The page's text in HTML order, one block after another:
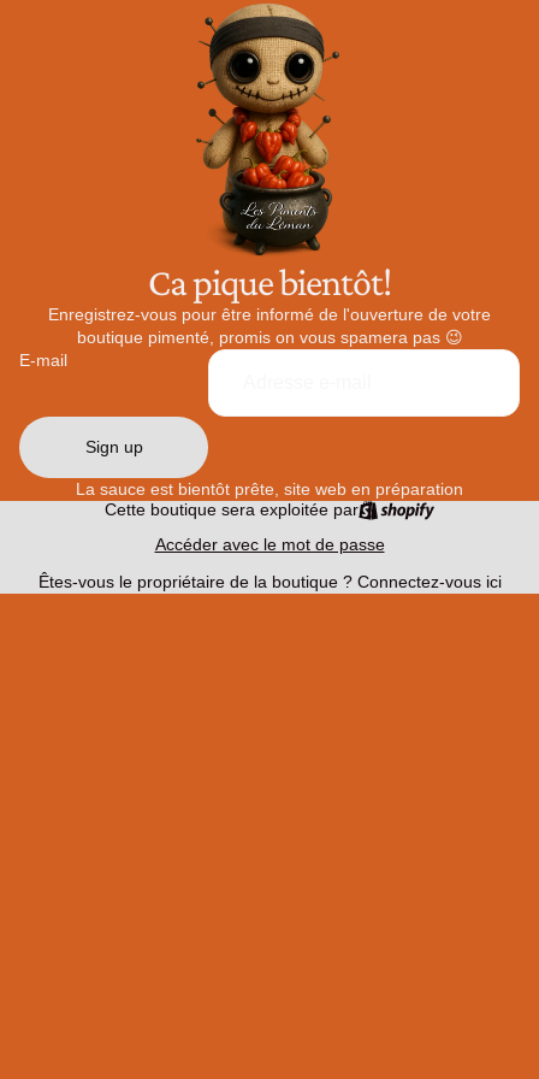
Ca pique bientôt!
Enregistrez-vous pour être informé de l'ouverture de votre
boutique pimenté, promis on vous spamera pas 😉
E-mail
Sign up
La sauce est bientôt prête, site web en préparation
Cette boutique sera exploitée par
Accéder avec le mot de passe
Êtes-vous le propriétaire de la boutique ? Connectez-vous ici